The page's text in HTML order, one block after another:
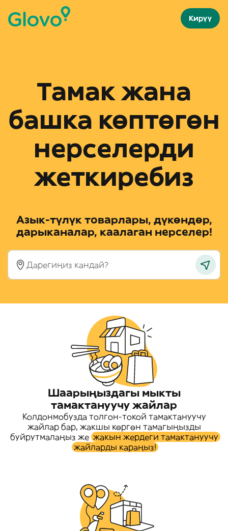
Кирүү
Тамак жана
башка көптөгөн
нерселерди
жеткиребиз
Азык-түлүк товарлары, дүкөндөр,
дарыканалар, каалаган нерселер!
Шаарыңыздагы мыкты
тамактануучу жайлар
Колдонмобузда толгон-токой тамактануучу
жайлар бар, жакшы көргөн тамагыңызды
буйрутмалаңыз же жакын жердеги тамактануучу
жайларды караңыз!